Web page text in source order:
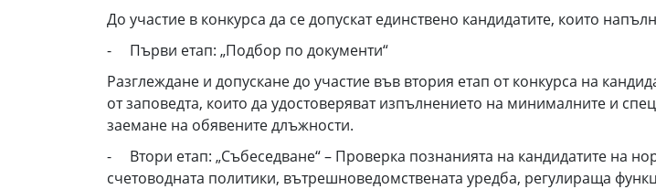
До участие в конкурса да се допускат единствено кандидатите, които
- Първи етап: „Подбор по документи“
Разглеждане и допускане до участие във втория етап от конкурса на
от заповедта, които да удостоверяват изпълнението на минималните и
заемане на обявените длъжности.
- Втори етап: „Събеседване“ – Проверка познанията на кандидатите на
счетоводната политики, вътрешноведомствената уредба, регулираща